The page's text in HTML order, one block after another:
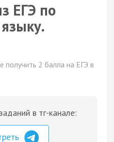
ЕГЭ по
2 балла на ЕГЭ в
в тг-канале: